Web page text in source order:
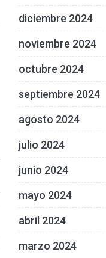
diciembre 2024
noviembre 2024
octubre 2024
septiembre 2024
agosto 2024
julio 2024
junio 2024
mayo 2024
abril 2024
marzo 2024